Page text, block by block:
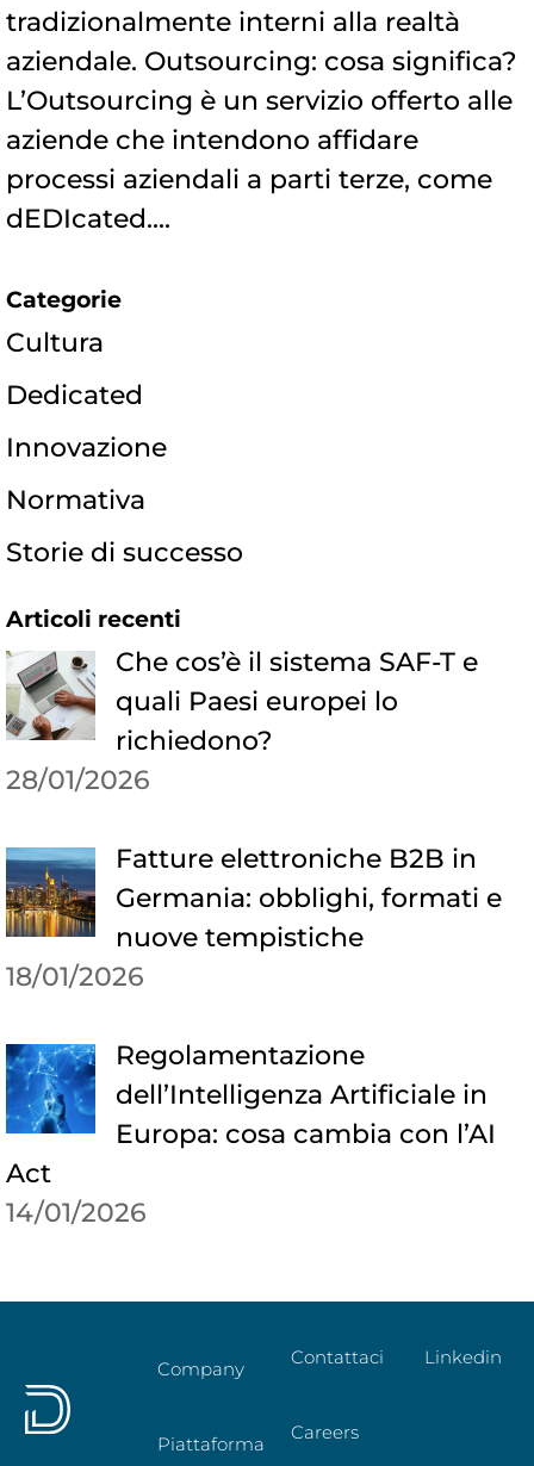
tradizionalmente interni alla realtà
aziendale. Outsourcing: cosa significa?
L’Outsourcing è un servizio offerto alle
aziende che intendono affidare
processi aziendali a parti terze, come
dEDIcated....
Categorie
Cultura
Dedicated
Innovazione
Normativa
Storie di successo
Articoli recenti
Che cos’è il sistema SAF-T e
quali Paesi europei lo
richiedono?
28/01/2026
Fatture elettroniche B2B in
Germania: obblighi, formati e
nuove tempistiche
18/01/2026
Regolamentazione
dell’Intelligenza Artificiale in
Europa: cosa cambia con l’AI
Act
14/01/2026
Company
Piattaforma
Contattaci
Careers
Linkedin